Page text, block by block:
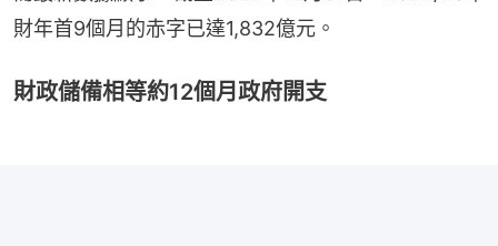
財年首9個月的赤字已達1,832億元。
財政儲備相等約12個月政府開支